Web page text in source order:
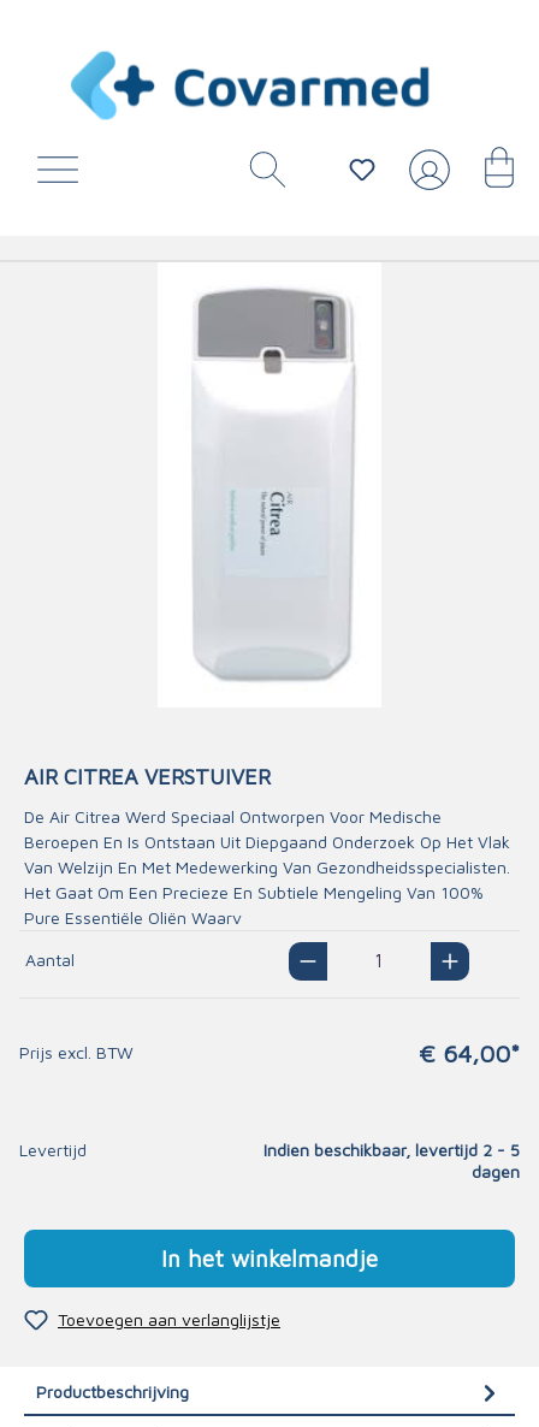
AIR CITREA VERSTUIVER
De Air Citrea Werd Speciaal Ontworpen Voor Medische
Beroepen En Is Ontstaan Uit Diepgaand Onderzoek Op Het Vlak
Van Welzijn En Met Medewerking Van Gezondheidsspecialisten.
Het Gaat Om Een Precieze En Subtiele Mengeling Van 100%
Pure Essentiële Oliën Waarv
Aantal
Prijs excl. BTW € 64,00*
Levertijd
Indien beschikbaar, levertijd 2 - 5
dagen
In het winkelmandje
Toevoegen aan verlanglijstje
Productbeschrijving